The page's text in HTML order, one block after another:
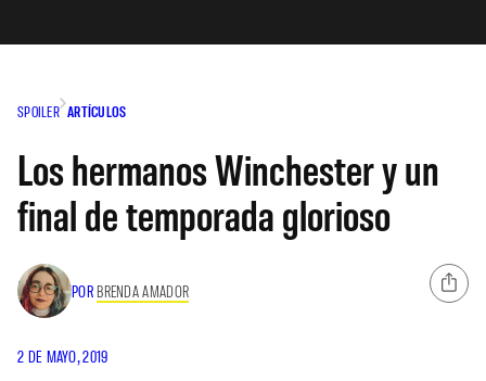
SPOILER ARTÍCULOS
Los hermanos Winchester y un
final de temporada glorioso
POR BRENDA AMADOR
2 DE MAYO, 2019